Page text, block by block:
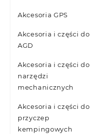
Akcesoria GPS
Akcesoria i części do
AGD
Akcesoria i części do
narzędzi
mechanicznych
Akcesoria i części do
przyczep
kempingowych